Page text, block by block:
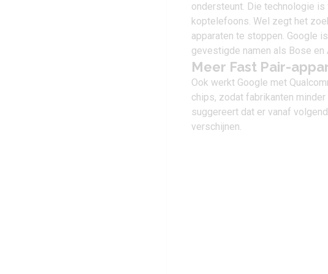
ondersteunt. Die technologie
koptelefoons. Wel zegt het
apparaten te stoppen. Google
gevestigde namen als Bose en
Meer Fast Pair-
Ook werkt Google met
chips, zodat fabrikanten
suggereert dat er vanaf
verschijnen.